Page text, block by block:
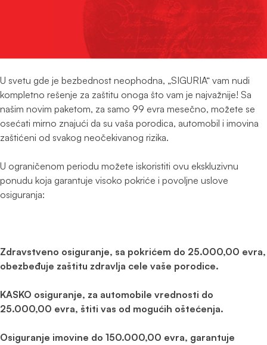
U svetu gde je bezbednost neophodna, „SIGURIA“ vam nudi
kompletno rešenje za zaštitu onoga što vam je najvažnije! Sa
našim novim paketom, za samo 99 evra mesečno, možete se
osećati mirno znajući da su vaša porodica, automobil i imovina
zaštićeni od svakog neočekivanog rizika.
U ograničenom periodu možete iskoristiti ovu ekskluzivnu
ponudu koja garantuje visoko pokriće i povoljne uslove
osiguranja:
Zdravstveno osiguranje, sa pokrićem do 25.000,00 evra,
obezbeđuje zaštitu zdravlja cele vaše porodice.
KASKO osiguranje, za automobile vrednosti do
25.000,00 evra, štiti vas od mogućih oštećenja.
Osiguranje imovine do 150.000,00 evra, garantuje